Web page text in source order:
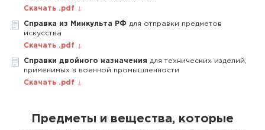
Скачать .pdf
Справка из Минкульта РФ для отправки предметов
искусства
Скачать .pdf
Справки двойного назначения для технических изделий,
применимых в военной промышленности
Скачать .pdf
Предметы и вещества, которые